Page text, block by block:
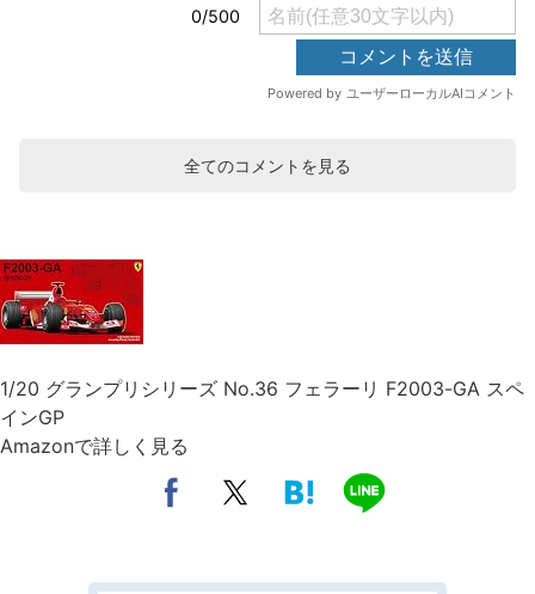
全てのコメントを見る
1/20 グランプリシリーズ No.36 フェラーリ F2003-GA スペ
インGP
Amazonで詳しく見る